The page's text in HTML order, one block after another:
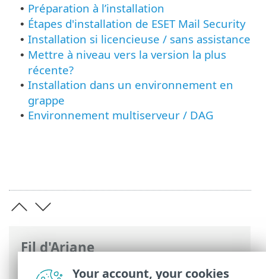
Fil d'Ariane
Aide en ligne d'ESET>ESET Mail Security
• Préparation à l’installation
• Étapes d'installation de ESET Mail Security
• Installation si licencieuse / sans assistance
• Mettre à niveau vers la version la plus
récente?
• Installation dans un environnement en
grappe
• Environnement multiserveur / DAG
Your account, your cookies